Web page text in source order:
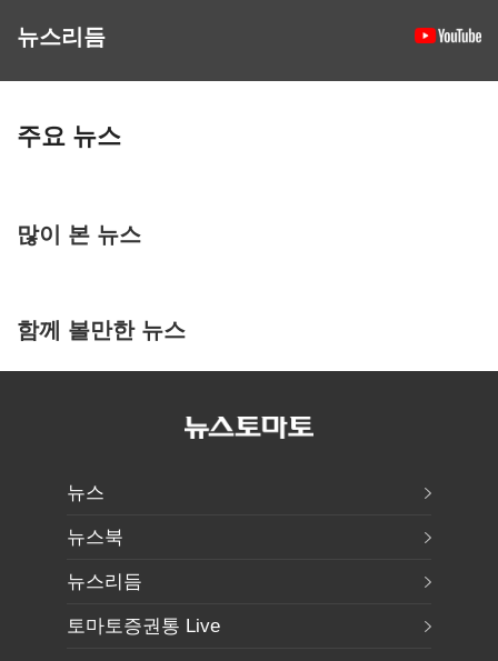
뉴스리듬
주요 뉴스
많이 본 뉴스
함께 볼만한 뉴스
뉴스
뉴스북
뉴스리듬
토마토증권통 Live